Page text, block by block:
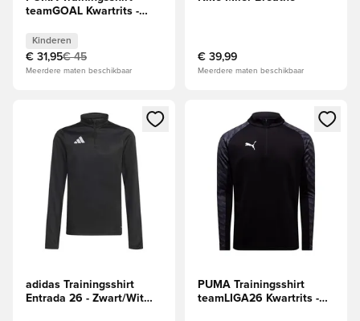
teamGOAL Kwartrits -
Kinderen
€ 31,95€ 45
Meerdere maten beschikbaar
€ 39,99
Meerdere maten beschikbaar
Opent een venster om in te loggen of je aan te melden als
adidas Trainingsshirt
Entrada 26 - Zwart/Wit
Opent een venster om in te
PUMA Trainingsshirt
teamLIGA26 Kwartrits -